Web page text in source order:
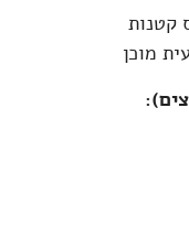
מוכן